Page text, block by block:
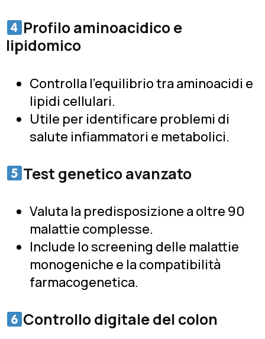
Profilo aminoacidico e
lipidomico
Controlla l'equilibrio tra aminoacidi e
lipidi cellulari.
Utile per identificare problemi di
salute infiammatori e metabolici.
Test genetico avanzato
Valuta la predisposizione a oltre 90
malattie complesse.
Include lo screening delle malattie
monogeniche e la compatibilità
farmacogenetica.
Controllo digitale del colon